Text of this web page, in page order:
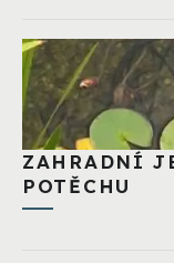
ZAHRADNÍ
POTĚCHU